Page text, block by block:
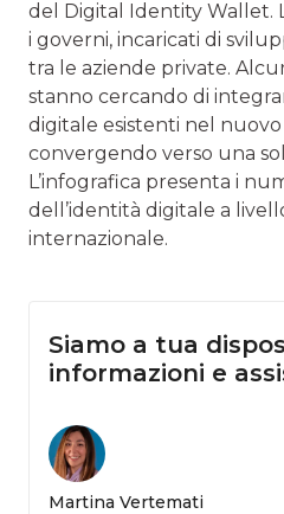
del Digital Identity Wallet.
i governi, incaricati di
tra le aziende private.
stanno cercando di
digitale esistenti nel
convergendo verso una
L’infografica presenta i
dell’identità digitale a
internazionale.
Siamo a tua
informazioni e
Martina Vertemati